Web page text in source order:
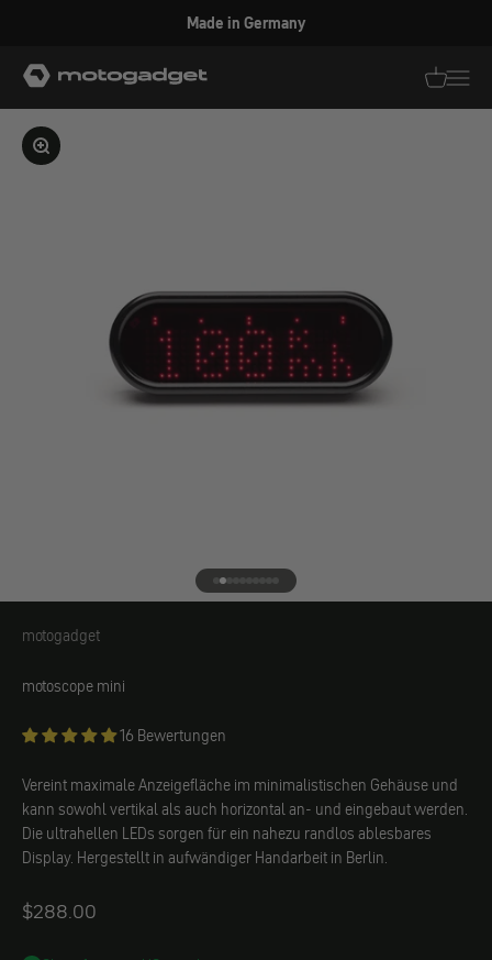
Made in Germany
motogadget GmbH
Bild vergrößern
Gehe zu Element 1
Gehe zu Element 2
Gehe zu Element 3
Gehe zu Element 4
Gehe zu Element 5
Gehe zu Element 6
Gehe zu Element 7
Gehe zu Element 8
Gehe zu Element 9
Gehe zu Element 10
motogadget
motogadget
motoscope mini
16 Bewertungen
Vereint maximale Anzeigefläche im minimalistischen Gehäuse und
kann sowohl vertikal als auch horizontal an- und eingebaut werden.
Die ultrahellen LEDs sorgen für ein nahezu randlos ablesbares
Display. Hergestellt in aufwändiger Handarbeit in Berlin.
Angebot
$288.00